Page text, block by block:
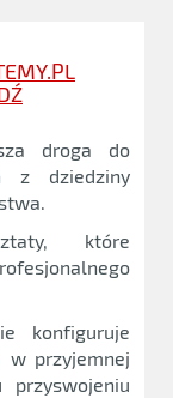
droga do
z dziedziny
które
konfiguruje
w przyjemnej